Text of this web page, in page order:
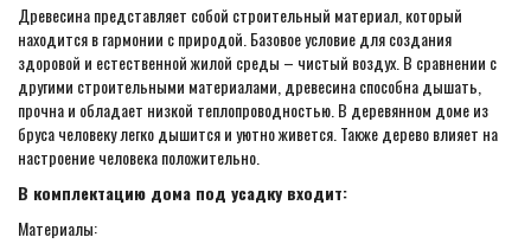
Древесина представляет собой строительный материал, который
находится в гармонии с природой. Базовое условие для создания
здоровой и естественной жилой среды – чистый воздух. В сравнении с
другими строительными материалами, древесина способна дышать,
прочна и обладает низкой теплопроводностью. В деревянном доме из
бруса человеку легко дышится и уютно живется. Также дерево влияет на
настроение человека положительно.
В комплектацию дома под усадку входит:
Материалы: